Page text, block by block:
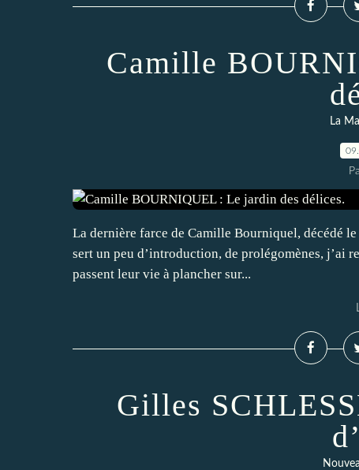
Camille
La
La dernière farce de Camille Bourniquel, décédé
sert un peu d’introduction, de prolégomènes, j’ai
passent leur vie à plancher sur...
Gilles